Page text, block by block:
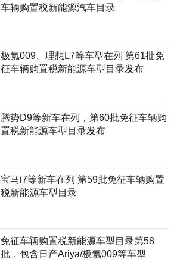
车辆购置税新能源汽车目录
极氪009、理想L7等车型在列 第61批免
征车辆购置税新能源车型目录发布
腾势D9等新车在列，第60批免征车辆购
置税新能源车型目录发布
宝马i7等新车在列 第59批免征车辆购置
税新能源车型目录
免征车辆购置税新能源车型目录第58
批，包含日产Ariya/极氪009等车型